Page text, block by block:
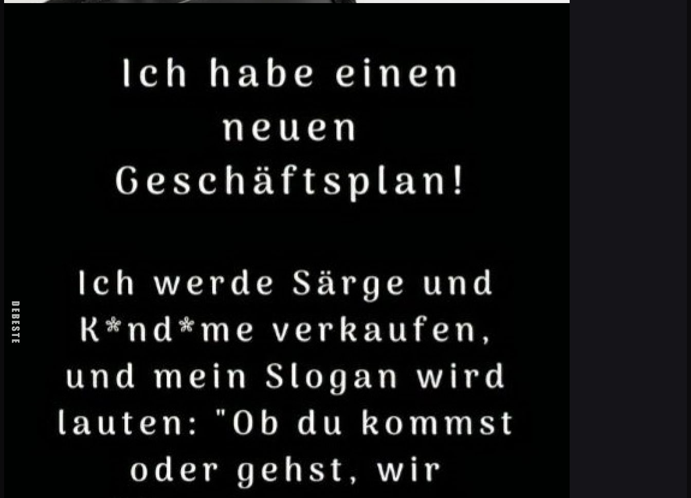
In geselliger Runde erzählen 3 Freunde, wer die dümmste Frau hat. "Meine Frau hat sich die DVD von ihrer Lieblings-Serie
gekauft. Was will sie denn damit? Sie hat nicht mal einen DVD-Spieler!" "Meine Frau hat sich ein Auto gekauft. Was will sie
denn damit? Sie hat nicht mal einen Führerschein?" "Meine Frau hat in ihren Urlaub eine große Packung Kondome